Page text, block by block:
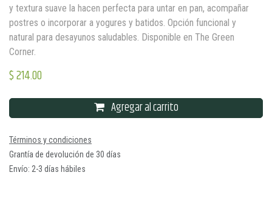
y textura suave la hacen perfecta para untar en pan, acompañar
postres o incorporar a yogures y batidos. Opción funcional y
natural para desayunos saludables. Disponible en The Green
Corner.
$214.00
Agregar al carrito
Términos y condiciones
Grantía de devolución de 30 días
Envío: 2-3 días hábiles